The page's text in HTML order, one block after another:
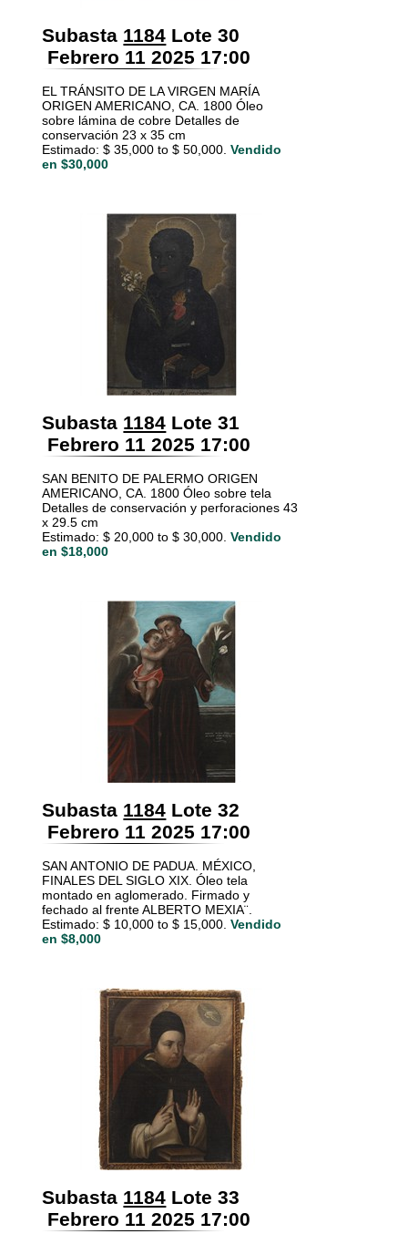
Subasta 1184 Lote 30
Febrero 11 2025 17:00
EL TRÁNSITO DE LA VIRGEN MARÍA
ORIGEN AMERICANO, CA. 1800 Óleo
sobre lámina de cobre Detalles de
conservación 23 x 35 cm
Estimado: $ 35,000 to $ 50,000. Vendido
en $30,000
Subasta 1184 Lote 31
Febrero 11 2025 17:00
SAN BENITO DE PALERMO ORIGEN
AMERICANO, CA. 1800 Óleo sobre tela
Detalles de conservación y perforaciones 43
x 29.5 cm
Estimado: $ 20,000 to $ 30,000. Vendido
en $18,000
Subasta 1184 Lote 32
Febrero 11 2025 17:00
SAN ANTONIO DE PADUA. MÉXICO,
FINALES DEL SIGLO XIX. Óleo tela
montado en aglomerado. Firmado y
fechado al frente ALBERTO MEXIA¨.
Estimado: $ 10,000 to $ 15,000. Vendido
en $8,000
Subasta 1184 Lote 33
Febrero 11 2025 17:00